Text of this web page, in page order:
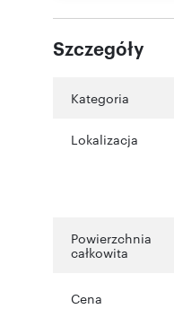
Szczegóły
Kategoria
Lokalizacja
Powierzchnia
całkowita
Cena